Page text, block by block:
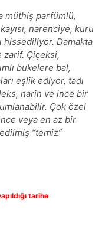
müthiş parfümlü,
narenciye, kuru
hissediliyor. Damakta
zarif. Çiçeksi,
bukelere bal,
eşlik ediyor, tadı
narin ve ince bir
Çok özel
veya en az bir
“temiz”
tarihe